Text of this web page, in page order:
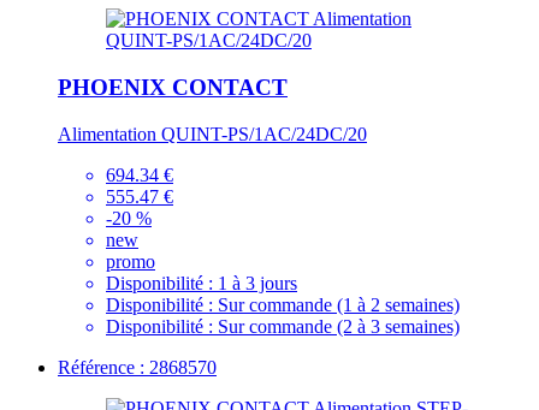
PHOENIX CONTACT
Alimentation QUINT-PS/1AC/24DC/20
694.34 €
555.47 €
-20 %
new
promo
Disponibilité : 1 à 3 jours
Disponibilité : Sur commande (1 à 2 semaines)
Disponibilité : Sur commande (2 à 3 semaines)
Référence : 2868570